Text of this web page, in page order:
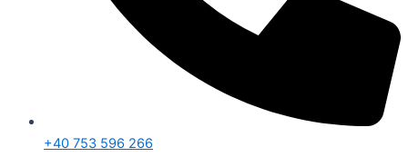
+40 753 596 266